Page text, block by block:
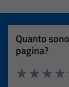
Quanto
pagina?